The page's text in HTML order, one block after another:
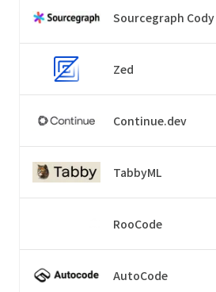
Sourcegraph Cody
Zed
Continue.dev
TabbyML
RooCode
AutoCode